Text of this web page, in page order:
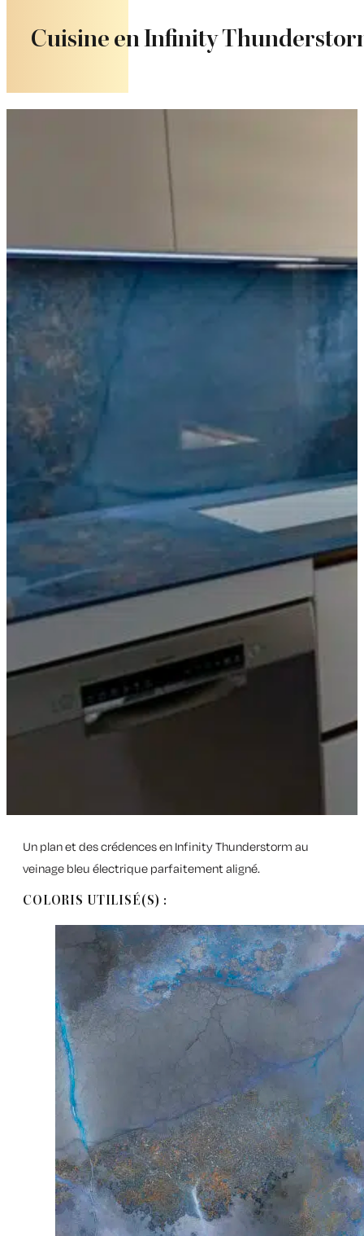
Cuisine en Infinity
Un plan et des crédences en Infinity Thunderstorm au
veinage bleu électrique parfaitement aligné.
COLORIS UTILISÉ(S) :